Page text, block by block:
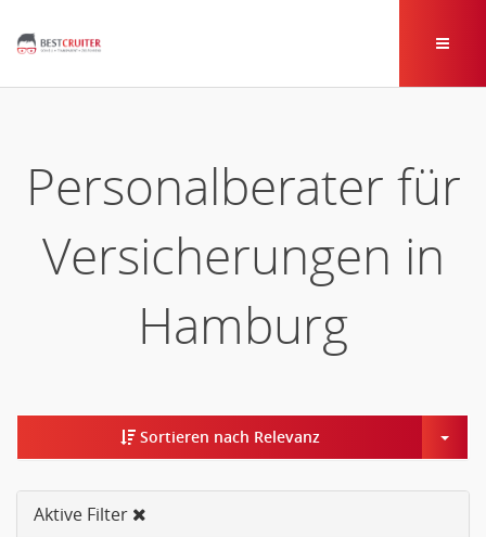
Personalberater für
Versicherungen in
Hamburg
Sortieren nach Relevanz
Aktive Filter